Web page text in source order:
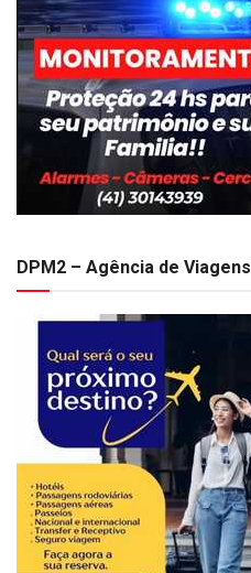
DPM2 – Agência de Viagens